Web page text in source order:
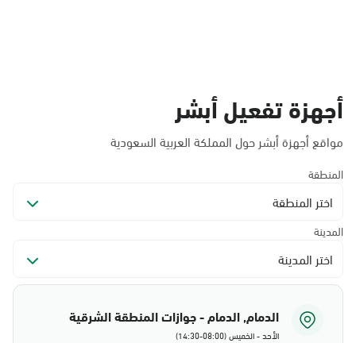
أجهزة تفعيل أبشر
مواقع أجهزة أبشر حول المملكة العربية السعودية
المنطقة
اختر المنطقة
المدينة
اختر المدينة
الدمام, الدمام - جوازات المنطقة الشرقية
الأحد - الخميس (08:00-14:30)